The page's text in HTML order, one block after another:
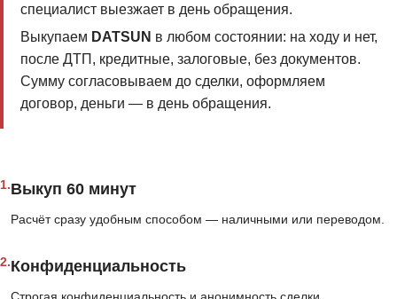
специалист выезжает в день обращения.
Выкупаем DATSUN в любом состоянии: на ходу и нет,
после ДТП, кредитные, залоговые, без документов.
Сумму согласовываем до сделки, оформляем
договор, деньги — в день обращения.
1.Выкуп 60 минут
Расчёт сразу удобным способом — наличными или переводом.
2.Конфиденциальность